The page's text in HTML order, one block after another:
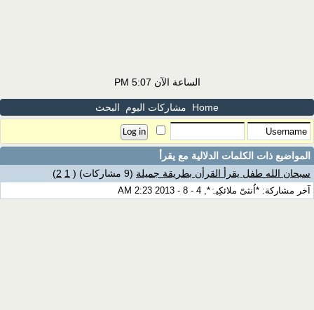
الساعة الآن 5:07 PM
Home مشاركات اليوم البحث
المواضيع ذات الكلمات الدلالية مع يقرأ
سبحان الله طفل يقرأ القرأن بطريقة جميلة (9 مشاركات) (
1
2
)
آخر مشاركة: *اُنثىّ ملائكِيہْ*, 4 - 8 - 2013 2:23 AM